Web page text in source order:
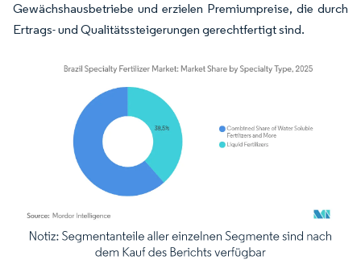
Gewächshausbetriebe und erzielen Premiumpreise, die durch
Ertrags- und Qualitätssteigerungen gerechtfertigt sind.
Bild © Mordor Intelligence. Wiederverwendung erfordert Namensnennung